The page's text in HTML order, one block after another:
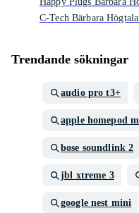
C-Tech Bärbara
Trendande sökningar
audio pro t3+
apple homepod
bose soundlink 2
jbl xtreme 3
google nest mini